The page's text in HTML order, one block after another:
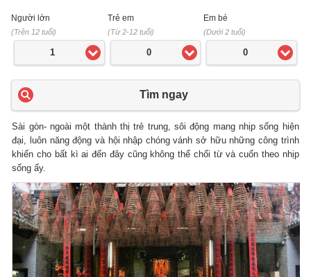
Người lớn
(Trên 12 tuổi)
1
Trẻ em
(Từ 2-12 tuổi)
0
Em bé
(Dưới 2 tuổi)
0
Tìm ngay
Sài gòn- ngoài một thành thị trẻ trung, sôi động mang nhịp sống hiện
đại, luôn năng động và hội nhập chóng vánh sở hữu những công trình
khiến cho bất kì ai đến đây cũng không thể chối từ và cuốn theo nhịp
sống ấy.